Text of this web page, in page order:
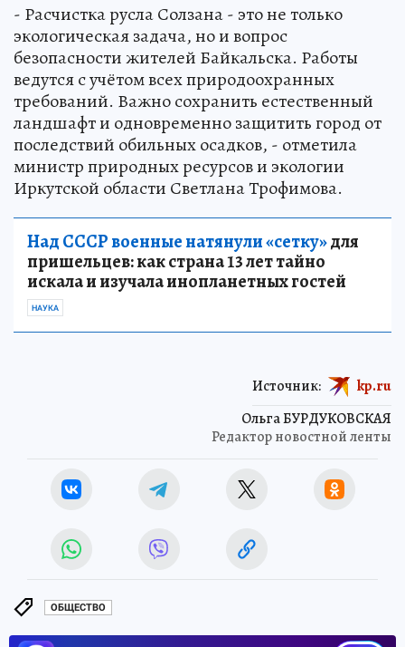
- Расчистка русла Солзана - это не только
экологическая задача, но и вопрос
безопасности жителей Байкальска. Работы
ведутся с учётом всех природоохранных
требований. Важно сохранить естественный
ландшафт и одновременно защитить город от
последствий обильных осадков, - отметила
министр природных ресурсов и экологии
Иркутской области Светлана Трофимова.
Над СССР военные натянули «сетку»для
пришельцев: как страна 13 лет тайно
искала и изучала инопланетных гостей
НАУКА
Ольга БУРДУКОВСКАЯ
Редактор новостной ленты
Источник: kp.ru
ОБЩЕСТВО